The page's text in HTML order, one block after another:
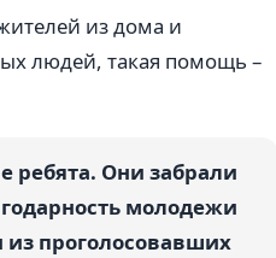
из дома и
людей, такая помощь –
ребята. Они забрали
молодежи
из проголосовавших